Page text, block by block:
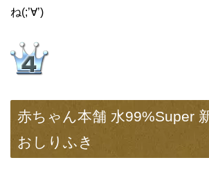
ね(;’∀’)
赤ちゃん本舗 水99%Super
おしりふき